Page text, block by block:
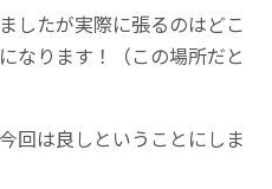
したが実際に張るのはどこ
なります！（この場所だと
回は良しということにしま